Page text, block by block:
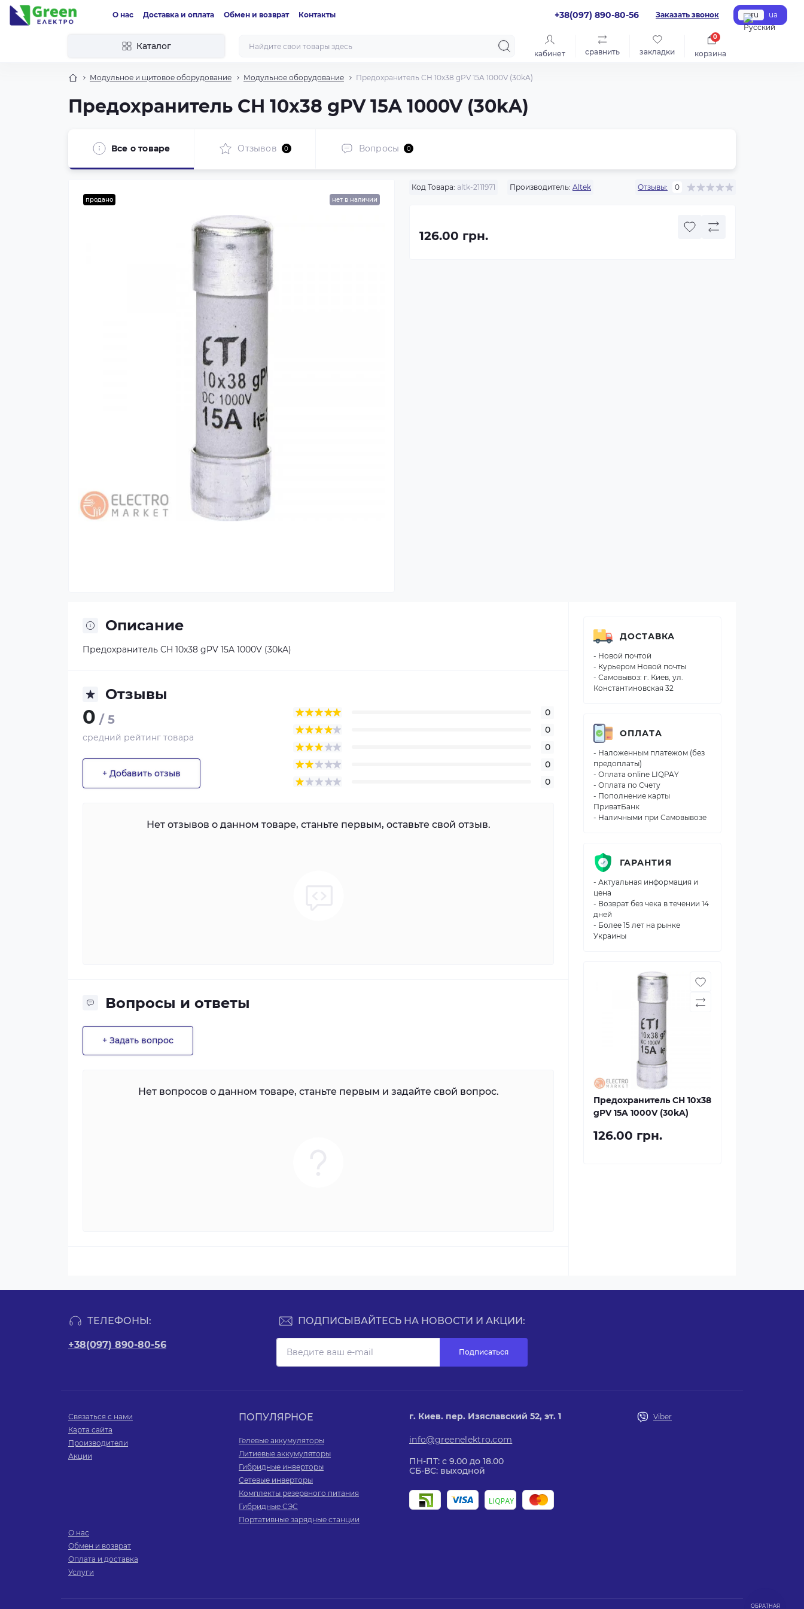
О нас Доставка и оплата Обмен и возврат Контакты +38(097) 890-80-56 Заказать звонок ru ua
Каталог
кабинет сравнить закладки корзина
0
Модульное и щитовое оборудование Модульное оборудование Предохранитель CH 10x38 gPV 15A 1000V (30kA)
Предохранитель CH 10x38 gPV 15A 1000V (30kA)
Все о товаре Отзывов 0 Вопросы 0
продано нет в наличии
Код Товара: altk-2111971 Производитель: Altek Отзывы: 0
126.00 грн.
Описание
Предохранитель CH 10x38 gPV 15A 1000V (30kA)
Отзывы
0 / 5
средний рейтинг товара
+ Добавить отзыв
0
0
0
0
0
Нет отзывов о данном товаре, станьте первым, оставьте свой отзыв.
Вопросы и ответы
+ Задать вопрос
Нет вопросов о данном товаре, станьте первым и задайте свой вопрос.
ДОСТАВКА
- Новой почтой
- Курьером Новой почты
- Самовывоз: г. Киев, ул.
Константиновская 32
ОПЛАТА
- Наложенным платежом (без
предоплаты)
- Оплата online LIQPAY
- Оплата по Счету
- Пополнение карты
ПриватБанк
- Наличными при Самовывозе
ГАРАНТИЯ
- Актуальная информация и
цена
- Возврат без чека в течении 14
дней
- Более 15 лет на рынке
Украины
Предохранитель CH 10x38
gPV 15A 1000V (30kA)
126.00 грн.
ТЕЛЕФОНЫ:
+38(097) 890-80-56
ПОДПИСЫВАЙТЕСЬ НА НОВОСТИ И АКЦИИ:
Подписаться
Связаться с нами
Карта сайта
Производители
Акции
ПОПУЛЯРНОЕ
Гелевые аккумуляторы
Литиевые аккумуляторы
Гибридные инверторы
Сетевые инверторы
Комплекты резервного питания
Гибридные СЭС
Портативные зарядные станции
г. Киев. пер. Изяславский 52, эт. 1
info@greenelektro.com
ПН-ПТ: с 9.00 до 18.00
СБ-ВС: выходной
Viber
О нас
Обмен и возврат
Оплата и доставка
Услуги
ОБРАТНАЯ